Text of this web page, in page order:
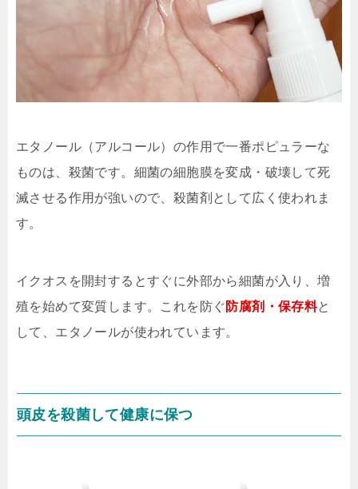
エタノール（アルコール）の作用で一番ポピュラーな
ものは、殺菌です。細菌の細胞膜を変成・破壊して死
滅させる作用が強いので、殺菌剤として広く使われま
す。
イクオスを開封するとすぐに外部から細菌が入り、増
殖を始めて変質します。これを防ぐ 防腐剤・保存料と
して、エタノールが使われています。
頭皮を殺菌して健康に保つ